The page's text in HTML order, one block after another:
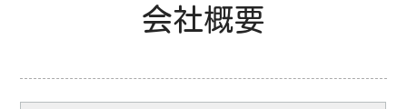
会社概要